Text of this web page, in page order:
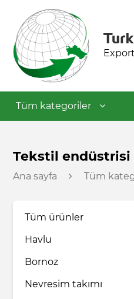
Tüm kategoriler
Gıda endüstrisi
Petrokimya
İnşaat malzemeleri
Tekstil endüstrisi
Ana sayfa Tüm
Tüm ürünler
Havlu
Bornoz
Nevresim takımı